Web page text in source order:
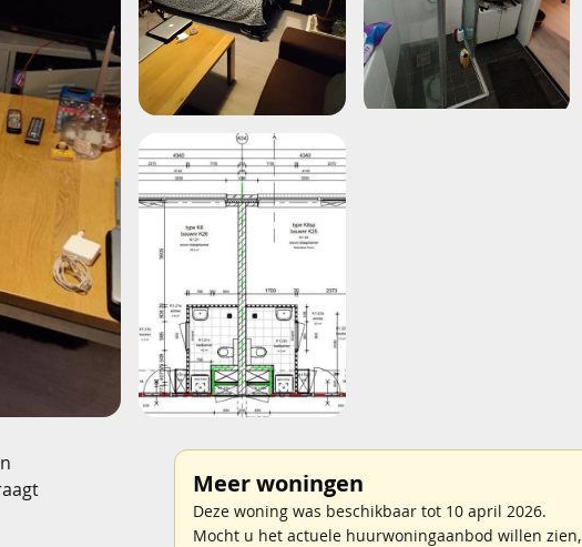
Meer woningen
Deze woning was beschikbaar tot 10 april 2026.
Mocht u het actuele huurwoningaanbod willen zien,